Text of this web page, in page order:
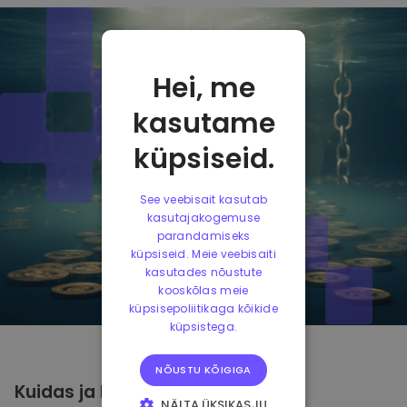
Kuidas ja kus hoidaAave
Hei, me
kasutame
küpsiseid.
See veebisait kasutab
kasutajakogemuse
parandamiseks
küpsiseid. Meie veebisaiti
kasutades nõustute
kooskõlas meie
küpsisepoliitikaga kõikide
küpsistega.
NÕUSTU KÕIGIGA